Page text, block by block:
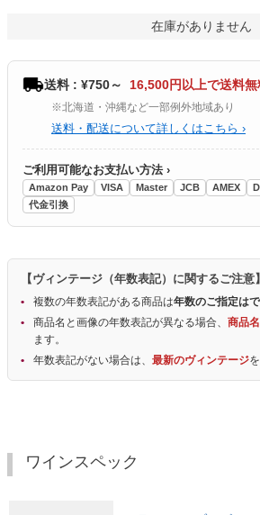
在庫がありません
送料 : ¥750～ 16,500円以上で送料無
※北海道・沖縄など一部例外地域あり
送料・配送について詳しくはこちら ›
ご利用可能なお支払い方法 ›
Amazon Pay VISA Master JCB AMEX
代金引換
【ヴィンテージ（年数表記）に関するご注意】
複数の年数表記がある商品は年数のご指定は
商品名と画像の年数表記が異なる場合、 商品
ます。
年数表記がない場合は、 最新のヴィンテージ
ワインスペック